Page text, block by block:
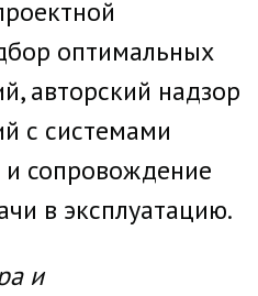
оптимальных
авторский надзор
с системами
сопровождение
в эксплуатацию.
и